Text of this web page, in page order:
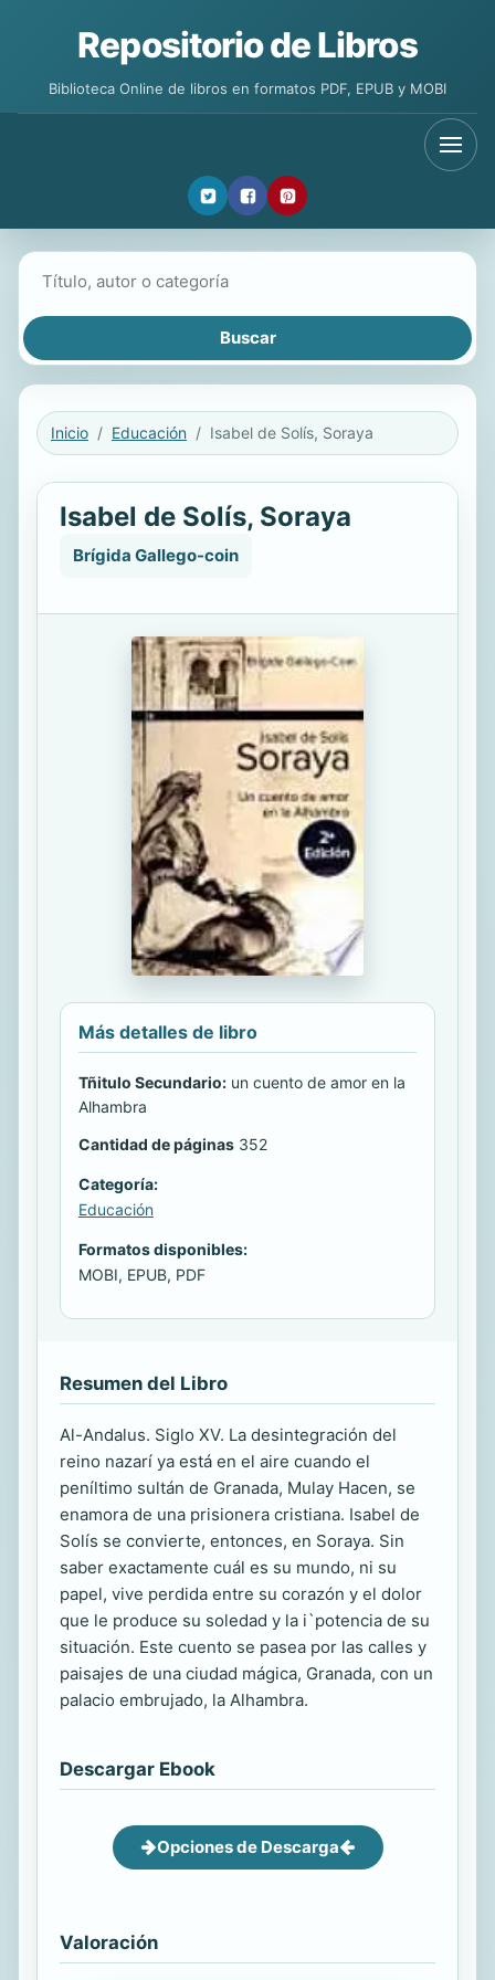
Repositorio de Libros
Biblioteca Online de libros en formatos PDF, EPUB y MOBI
Inicio Educación Isabel de Solís, Soraya
Isabel de Solís, Soraya
Brígida Gallego-coin
Más detalles de libro
Tñitulo Secundario: un cuento de amor en la
Alhambra
Cantidad de páginas 352
Categoría:
Educación
Formatos disponibles:
MOBI, EPUB, PDF
Resumen del Libro
Al-Andalus. Siglo XV. La desintegración del
reino nazarí ya está en el aire cuando el
peníltimo sultán de Granada, Mulay Hacen, se
enamora de una prisionera cristiana. Isabel de
Solís se convierte, entonces, en Soraya. Sin
saber exactamente cuál es su mundo, ni su
papel, vive perdida entre su corazón y el dolor
que le produce su soledad y la i`potencia de su
situación. Este cuento se pasea por las calles y
paisajes de una ciudad mágica, Granada, con un
palacio embrujado, la Alhambra.
Descargar Ebook
Opciones de Descarga
Valoración